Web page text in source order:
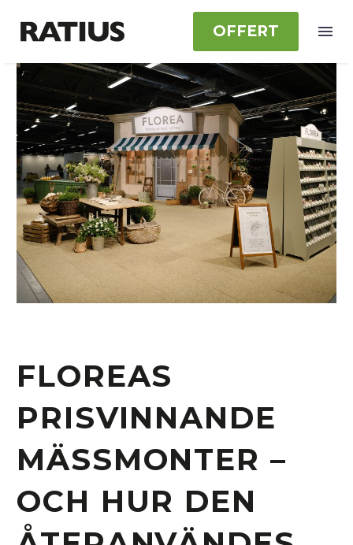
OFFERT
FLOREAS
PRISVINNANDE
MÄSSMONTER –
OCH HUR DEN